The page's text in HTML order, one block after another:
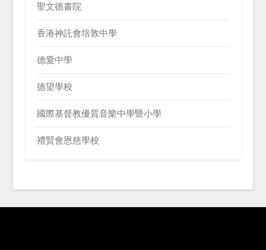
聖文德書院
香港神託會培敦中學
德愛中學
德望學校
國際基督教優質音樂中學暨小學
禮賢會恩慈學校